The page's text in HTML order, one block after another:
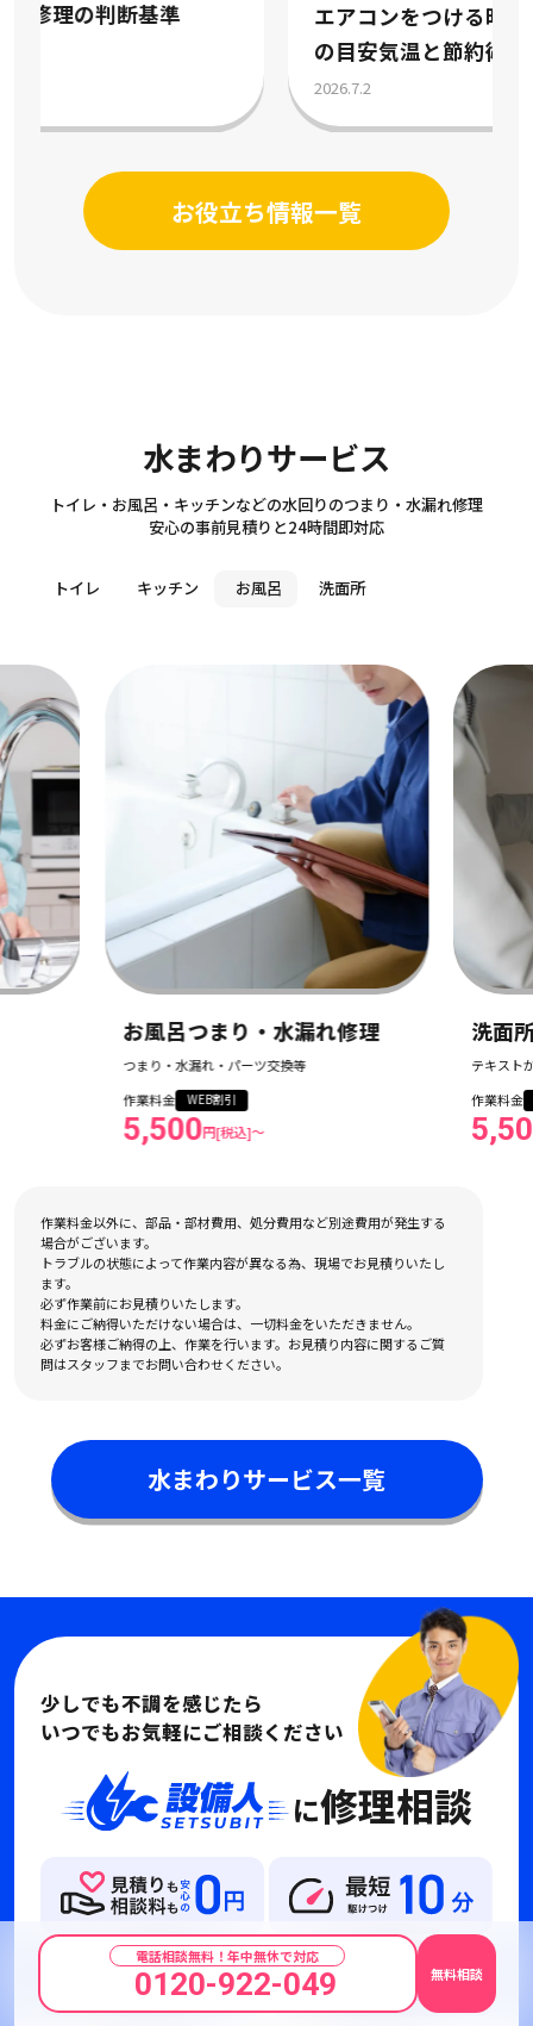
エアコンをつける時期はいつ？冷房暖房
の目安気温と節約術を解説
お役立ち情報一覧
水まわりサービス
Sanitary
トイレ・お風呂・キッチンなどの水回りのつまり・水漏れ修理
安心の事前見積りと24時間即対応
トイレ キッチン お風呂 洗面所
お風呂つまり・水漏れ修理
つまり・水漏れ・パーツ交換等
WEB割引
5,500円[税込]〜
洗面所つ
テキストが入りま
WEB割引
5,500円[税
作業料金以外に、部品・部材費用、処分費用など別途費用が発生する
場合がございます。
トラブルの状態によって作業内容が異なる為、現場でお見積りいたし
ます。
必ず作業前にお見積りいたします。
料金にご納得いただけない場合は、一切料金をいただきません。
必ずお客様ご納得の上、作業を行います。お見積り内容に関するご質
問はスタッフまでお問い合わせください。
水まわりサービス一覧
少しでも不調を感じたら
いつでもお気軽にご相談ください
に修理相談
電話相談無料！年中無休で対応
0120-922-049 無料相談